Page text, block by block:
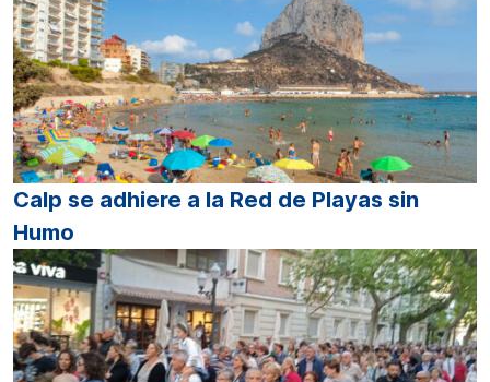
Calp se adhiere a la Red de Playas sin
Humo